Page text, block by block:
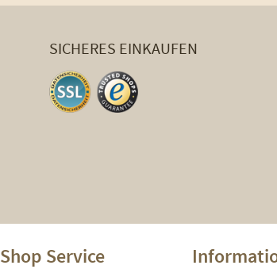
SICHERES EINKAUFEN
Shop Service